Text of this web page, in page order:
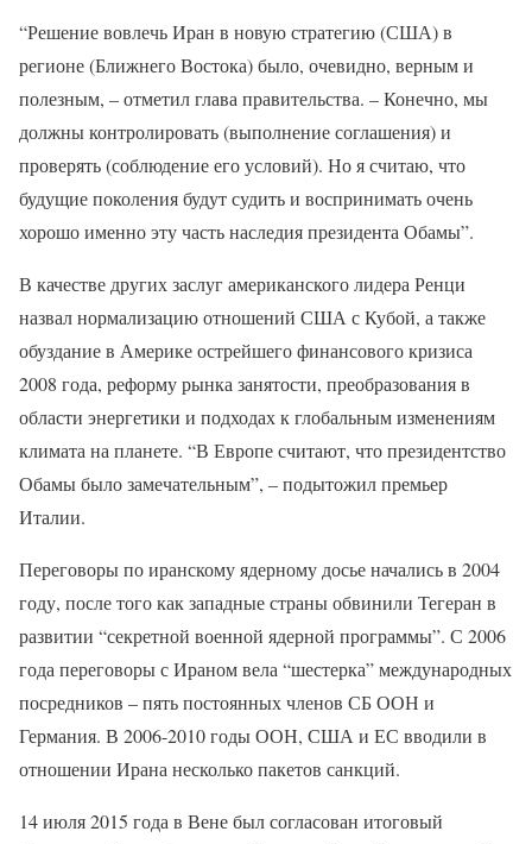
“Решение вовлечь Иран в новую стратегию (США) в
регионе (Ближнего Востока) было, очевидно, верным и
полезным, – отметил глава правительства. – Конечно, мы
должны контролировать (выполнение соглашения) и
проверять (соблюдение его условий). Но я считаю, что
будущие поколения будут судить и воспринимать очень
хорошо именно эту часть наследия президента Обамы”.
В качестве других заслуг американского лидера Ренци
назвал нормализацию отношений США с Кубой, а также
обуздание в Америке острейшего финансового кризиса
2008 года, реформу рынка занятости, преобразования в
области энергетики и подходах к глобальным изменениям
климата на планете. “В Европе считают, что президентство
Обамы было замечательным”, – подытожил премьер
Италии.
Переговоры по иранскому ядерному досье начались в 2004
году, после того как западные страны обвинили Тегеран в
развитии “секретной военной ядерной программы”. С 2006
года переговоры с Ираном вела “шестерка” международных
посредников – пять постоянных членов СБ ООН и
Германия. В 2006-2010 годы ООН, США и ЕС вводили в
отношении Ирана несколько пакетов санкций.
14 июля 2015 года в Вене был согласован итоговый